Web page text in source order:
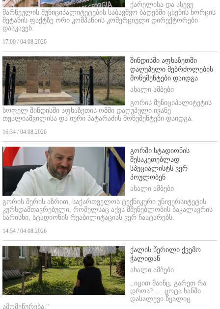
ქარელისა და ასევე
მარნეულის მუნიციპალიტეტების საბავშვო ბაღებში ცხენის ხორცის
შეტანის ფაქტზე ორი კომპანიის კომერციული დირექტორები
დააკავეს.
17:00 / 04.08.2026
შინდისში აფხაზეთში
დაღუპული მებრძოლების
მონუმენტები დაიდგა
ახალი ამბები
გორის მუნიციპალიტეტის
სოფელ შინდისში აფხაზეთის ომში დაღუპული ივანე
თვალიაშვილისა და იური პატარაძის მონუმენტები დაიდგა.
16:34 / 04.08.2026
გორში სტადიონის
შესაკეთებლად
სპეციალისტს ვერ
პოულობენ
ახალი ამბები
გორის მერის აზრით, საქართველოს ტექნიკური უნივერსიტეტის
კურსდამთავრებული, რომელსაც აქვს მშენებლობის ბაკალავრის
ხარისხი, სტადიონის რეაბილიტაციას ვერ ჩაატარებს.
14:54 / 04.08.2026
ქალის წერილი ქვემო
ჭალიდან
ახალი ამბები
,,იცით მაინც, გარეთ რა
დროა? ... ცოტა ხანში
დასალევი წყალიც
ამომეწურება."